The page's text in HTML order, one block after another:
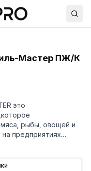
Мастер ПЖ/К
это
рыбы, овощей и
предприятиях
Данная модель
3.5 кВт,